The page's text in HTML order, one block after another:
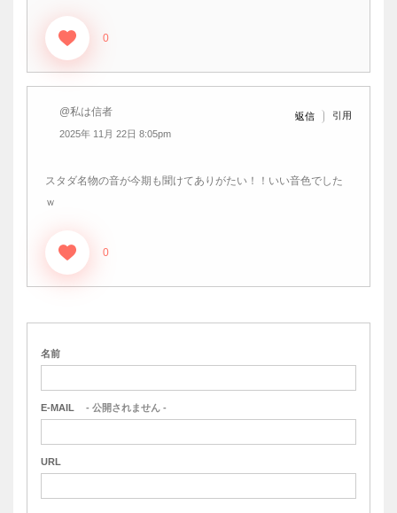
0
@私は信者
2025年 11月 22日 8:05pm
返信 引用
スタダ名物の音が今期も聞けてありがたい！！いい音色でした
ｗ
0
名前
E-MAIL - 公開されません -
URL